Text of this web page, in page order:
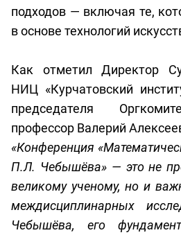
подходов — включая те,
в основе технологий
Как отметил Директор
НИЦ «Курчатовский
председателя
профессор Валерий
«Конференция
П.Л. Чебышёва» — это не
великому ученому, но и
междисциплинарных
Чебышёва, его